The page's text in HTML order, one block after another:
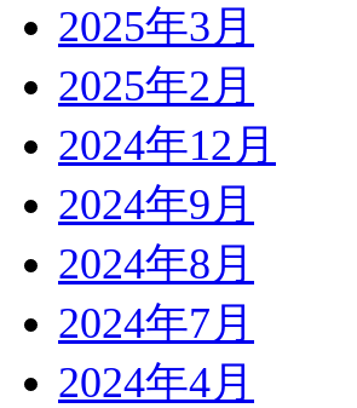
2025年3月
2025年2月
2024年12月
2024年9月
2024年8月
2024年7月
2024年4月